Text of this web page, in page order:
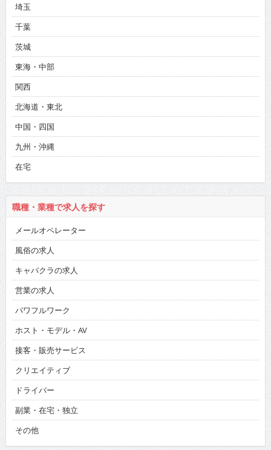
埼玉
千葉
茨城
東海・中部
関西
北海道・東北
中国・四国
九州・沖縄
在宅
職種・業種で求人を探す
メールオペレーター
風俗の求人
キャバクラの求人
営業の求人
パワフルワーク
ホスト・モデル・AV
接客・販売サービス
クリエイティブ
ドライバー
副業・在宅・独立
その他